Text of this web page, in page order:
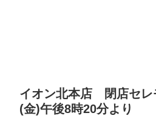
イオン北本店 閉店セ
(金)午後8時20分より